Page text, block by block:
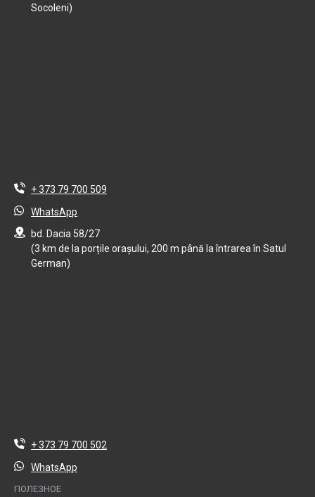
Socoleni)
+ 373 79 700 509
WhatsApp
bd. Dacia 58/27
(3 km de la porțile orașului, 200 m până la întrarea în Satul
German)
+ 373 79 700 502
WhatsApp
ПОЛЕЗНОЕ